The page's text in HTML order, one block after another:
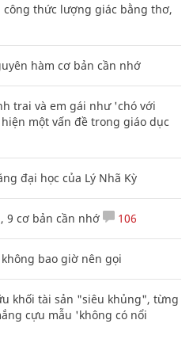
công thức lượng giác bằng thơ,
hàm cơ bản cần nhớ
trai và em gái như 'chó với
một vấn đề trong giáo dục
đại học của Lý Nhã Kỳ
9 cơ bản cần nhớ 106
bao giờ nên gọi
khối tài sản "siêu khủng", từng
cựu mẫu 'không có nổi